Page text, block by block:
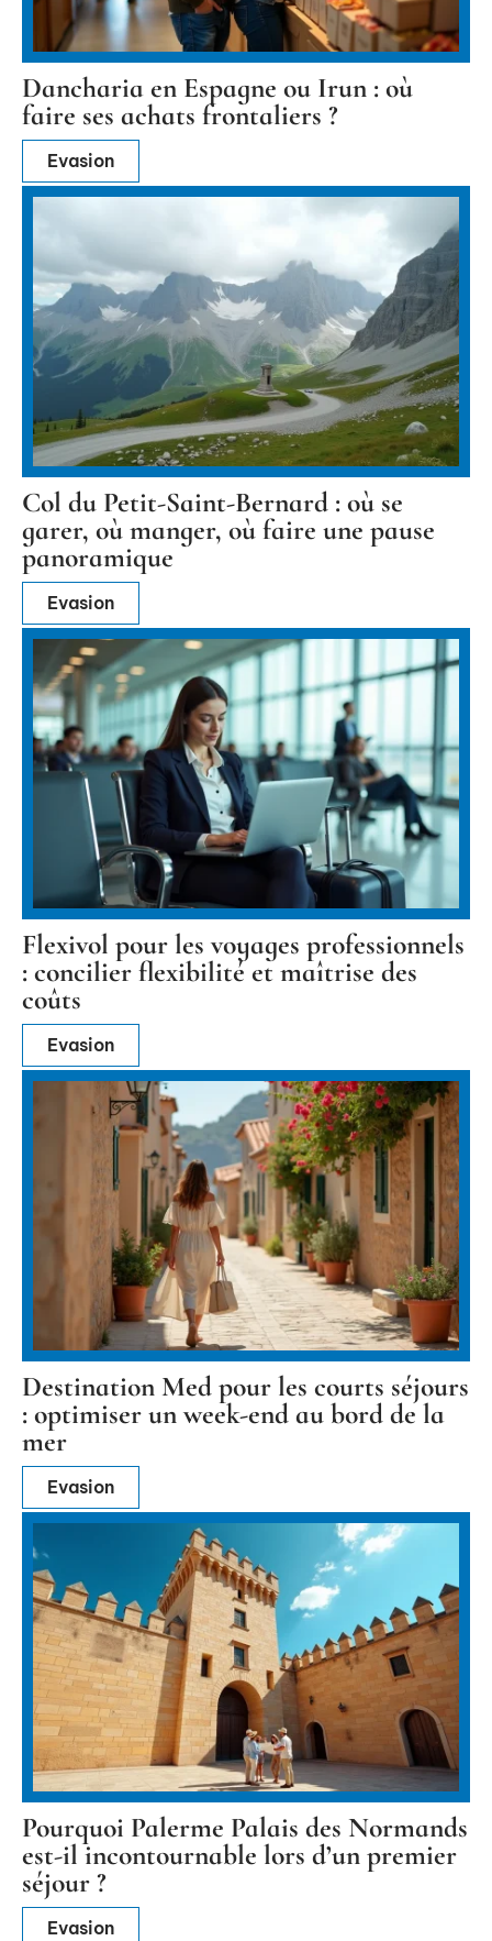
Dancharia en Espagne ou Irun : où
faire ses achats frontaliers ?
Evasion
Col du Petit-Saint-Bernard : où se
garer, où manger, où faire une pause
panoramique
Evasion
Flexivol pour les voyages professionnels
: concilier flexibilité et maîtrise des
coûts
Evasion
Destination Med pour les courts séjours
: optimiser un week-end au bord de la
mer
Evasion
Pourquoi Palerme Palais des Normands
est-il incontournable lors d’un premier
séjour ?
Evasion